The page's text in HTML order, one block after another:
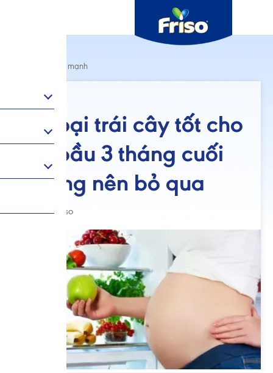
Thai kỳ khoẻ mạnh
03/04/2026
10 loại trái cây tốt cho
bà bầu 3 tháng cuối
không nên bỏ qua
Author: Friso